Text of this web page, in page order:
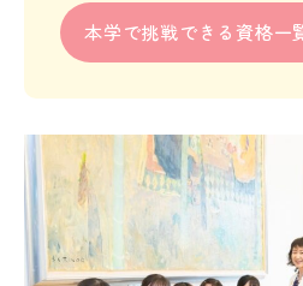
プライバシーポリシー
本学で挑戦できる資格一